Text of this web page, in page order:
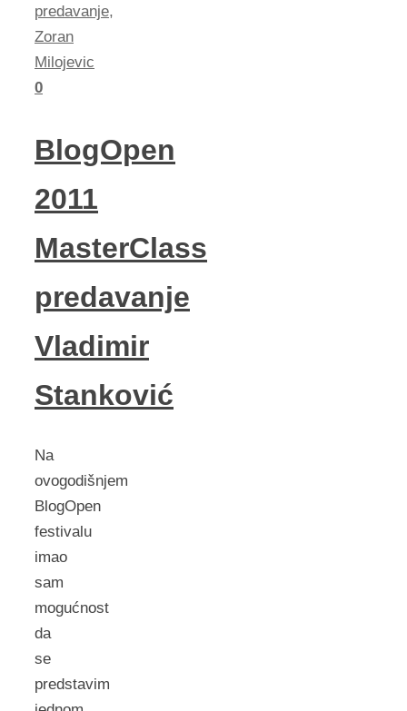
predavanje,
Zoran
Milojevic
0
BlogOpen
2011
MasterClass
predavanje
Vladimir
Stanković
Na
ovogodišnjem
BlogOpen
festivalu
imao
sam
mogućnost
da
se
predstavim